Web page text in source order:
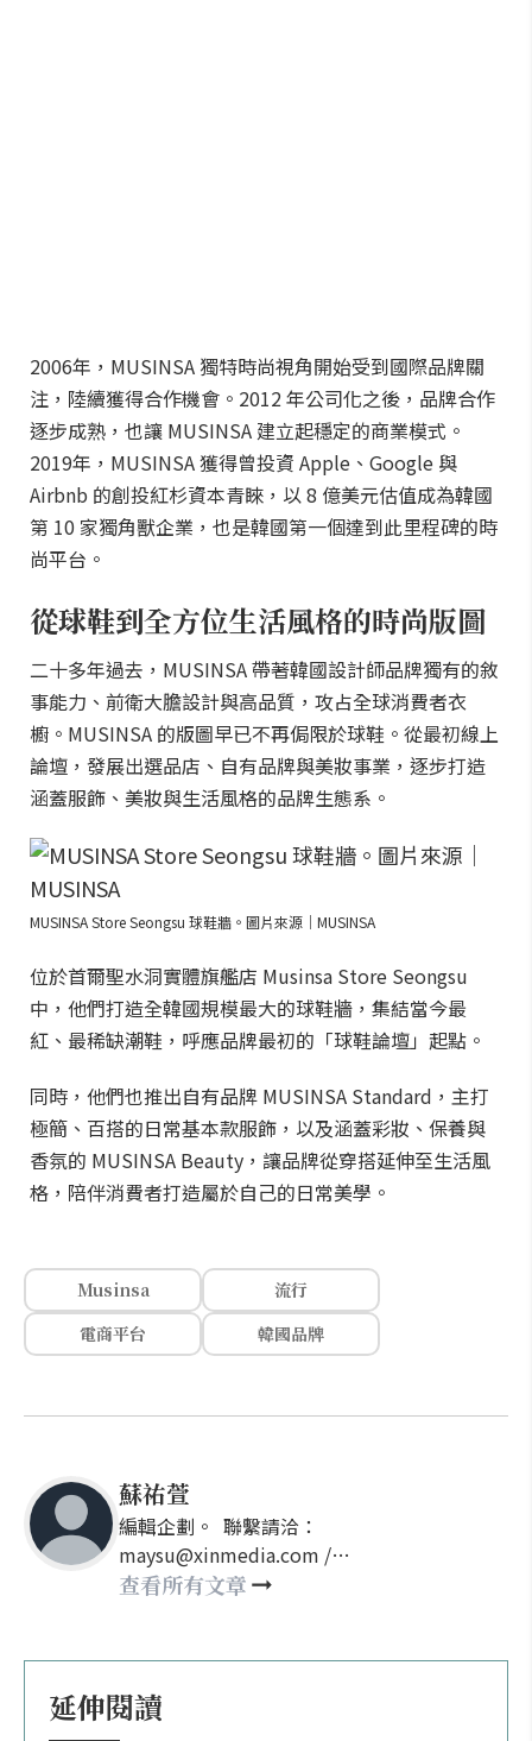
2006年，MUSINSA 獨特時尚視角開始受到國際品牌關
注，陸續獲得合作機會。2012 年公司化之後，品牌合作
逐步成熟，也讓 MUSINSA 建立起穩定的商業模式。
2019年，MUSINSA 獲得曾投資 Apple、Google 與
Airbnb 的創投紅杉資本青睞，以 8 億美元估值成為韓國
第 10 家獨角獸企業，也是韓國第一個達到此里程碑的時
尚平台。
從球鞋到全方位生活風格的時尚版圖
二十多年過去，MUSINSA 帶著韓國設計師品牌獨有的敘
事能力、前衛大膽設計與高品質，攻占全球消費者衣
櫥。MUSINSA 的版圖早已不再侷限於球鞋。從最初線上
論壇，發展出選品店、自有品牌與美妝事業，逐步打造
涵蓋服飾、美妝與生活風格的品牌生態系。
MUSINSA Store Seongsu 球鞋牆。圖片來源｜MUSINSA
位於首爾聖水洞實體旗艦店 Musinsa Store Seongsu
中，他們打造全韓國規模最大的球鞋牆，集結當今最
紅、最稀缺潮鞋，呼應品牌最初的「球鞋論壇」起點。
同時，他們也推出自有品牌 MUSINSA Standard，主打
極簡、百搭的日常基本款服飾，以及涵蓋彩妝、保養與
香氛的 MUSINSA Beauty，讓品牌從穿搭延伸至生活風
格，陪伴消費者打造屬於自己的日常美學。
Musinsa
流行
電商平台
韓國品牌
蘇祐萱
編輯企劃。 聯繫請洽：
maysu@xinmedia.com /
may860527@gmail.com
查看所有文章
延伸閱讀